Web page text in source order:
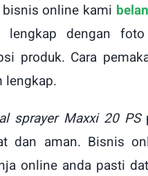
online kami
dengan foto
produk. Cara
lengkap.
sprayer Maxxi20 PS
dan aman. Bisnis
online anda pasti